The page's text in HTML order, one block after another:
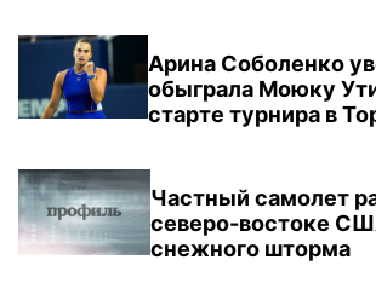
Арина Соболенко
обыграла Моюку
старте турнира в
Частный самолет
северо-востоке
снежного шторма